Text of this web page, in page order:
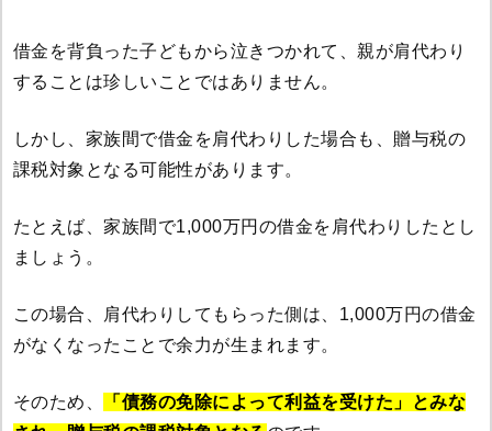
借金を背負った子どもから泣きつかれて、親が肩代わり
することは珍しいことではありません。
しかし、家族間で借金を肩代わりした場合も、贈与税の
課税対象となる可能性があります。
たとえば、家族間で1,000万円の借金を肩代わりしたとし
ましょう。
この場合、肩代わりしてもらった側は、1,000万円の借金
がなくなったことで余力が生まれます。
そのため、
「債務の免除によって利益を受けた」とみな